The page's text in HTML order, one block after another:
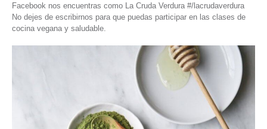
Facebook nos encuentras como La Cruda Verdura #/lacrudaverdura
No dejes de escribirnos para que puedas participar en las clases de
cocina vegana y saludable.